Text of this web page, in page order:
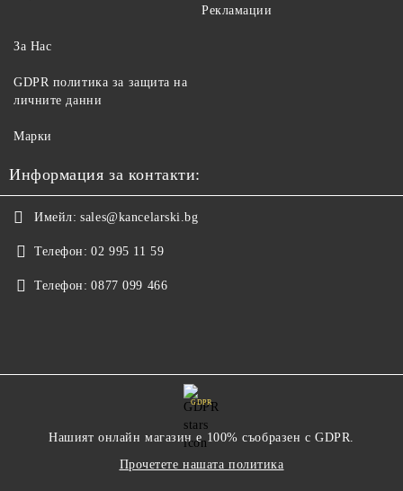
Рекламации
За Нас
GDPR политика за защита на
личните данни
Марки
Информация за контакти:
Имейл: sales@kancelarski.bg
Телефон: 02 995 11 59
Телефон: 0877 099 466
GDPR
Нашият онлайн магазин е 100% съобразен с GDPR.
Прочетете нашата политика